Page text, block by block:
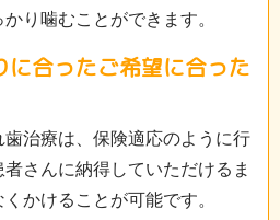
り噛むことができます。
に合ったご希望に合った
治療は、保険適応のように行
さんに納得していただけるま
かけることが可能です。